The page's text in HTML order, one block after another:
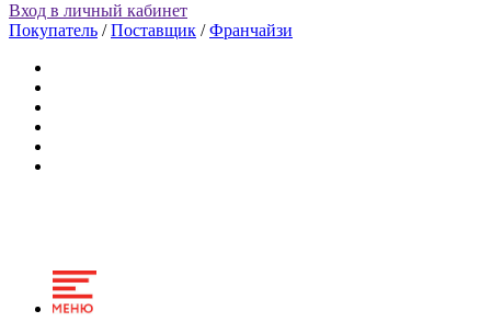
Вход в личный кабинет
Покупатель /Поставщик /Франчайзи